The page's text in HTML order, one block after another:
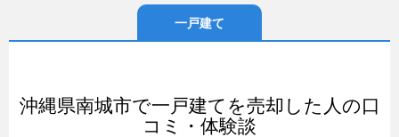
一戸建て
沖縄県南城市で一戸建てを売却した人の口
コミ・体験談